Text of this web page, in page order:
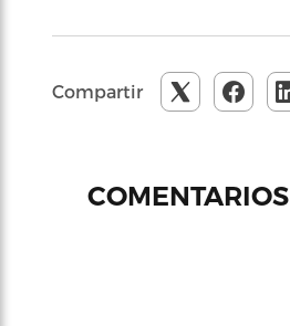
Compartir
COMENTARIOS